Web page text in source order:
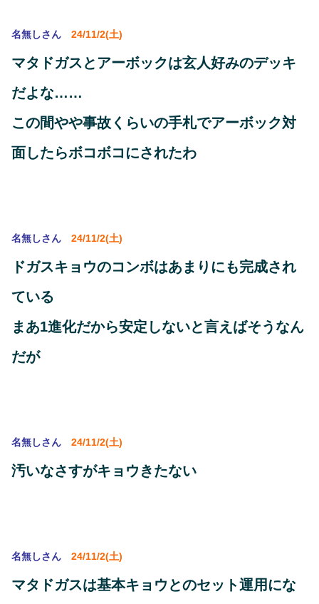
名無しさん 24/11/2(土)
マタドガスとアーボックは玄人好みのデッキ
だよな……
この間やや事故くらいの手札でアーボック対
面したらボコボコにされたわ
名無しさん 24/11/2(土)
ドガスキョウのコンボはあまりにも完成され
ている
まあ1進化だから安定しないと言えばそうなん
だが
名無しさん 24/11/2(土)
汚いなさすがキョウきたない
名無しさん 24/11/2(土)
マタドガスは基本キョウとのセット運用にな